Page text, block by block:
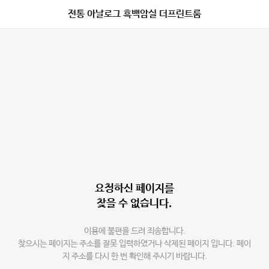
전통 아날로그 흑백암실 더프린트룸
요청하신 페이지를
찾을 수 없습니다.
이용에 불편을 드려 죄송합니다.
찾으시는 페이지는 주소를 잘못 입력하였거나 삭제된 페이지 입니다. 페이
지 주소를 다시 한 번 확인해 주시기 바랍니다.